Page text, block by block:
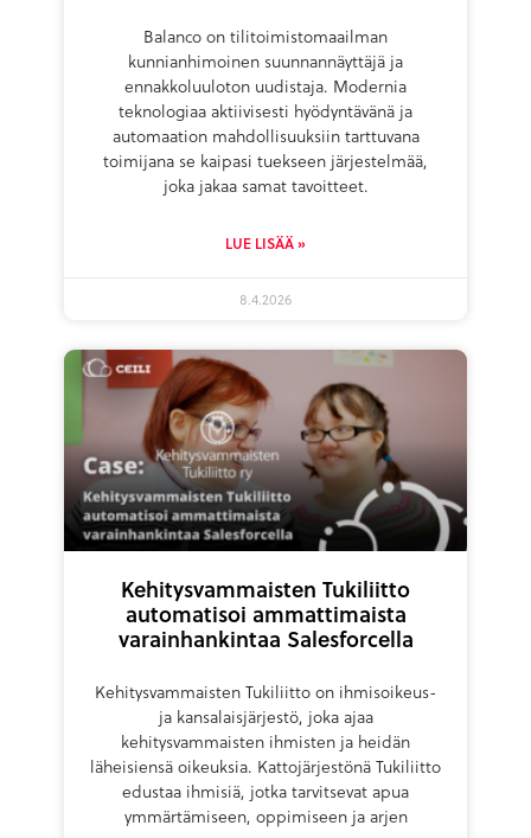
Balanco on tilitoimistomaailman
kunnianhimoinen suunnannäyttäjä ja
ennakkoluuloton uudistaja. Modernia
teknologiaa aktiivisesti hyödyntävänä ja
automaation mahdollisuuksiin tarttuvana
toimijana se kaipasi tuekseen järjestelmää,
joka jakaa samat tavoitteet.
LUE LISÄÄ »
8.4.2026
Kehitysvammaisten Tukiliitto
automatisoi ammattimaista
varainhankintaa Salesforcella
Kehitysvammaisten Tukiliitto on ihmisoikeus-
ja kansalaisjärjestö, joka ajaa
kehitysvammaisten ihmisten ja heidän
läheisiensä oikeuksia. Kattojärjestönä Tukiliitto
edustaa ihmisiä, jotka tarvitsevat apua
ymmärtämiseen, oppimiseen ja arjen